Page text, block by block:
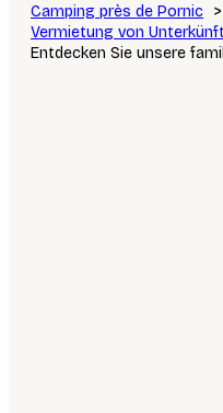
Camping près de Pornic
Vermietung von
Entdecken Sie unsere